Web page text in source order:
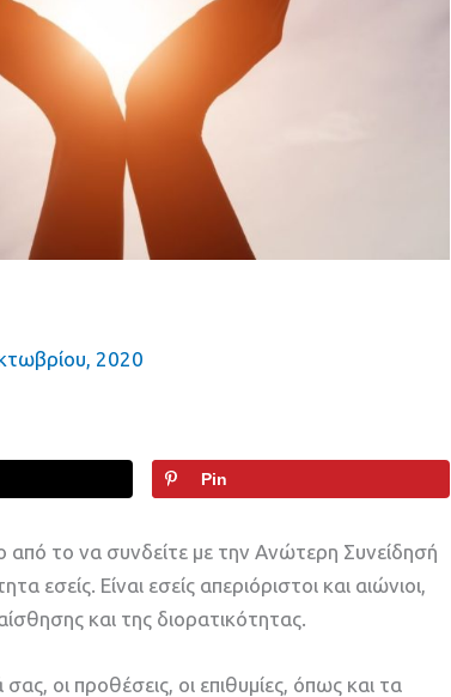
2020
Pin
το να συνδείτε με την Ανώτερη Συνείδησή
Είναι εσείς απεριόριστοι και αιώνιοι,
και της διορατικότητας.
οι προθέσεις, οι επιθυμίες, όπως και τα